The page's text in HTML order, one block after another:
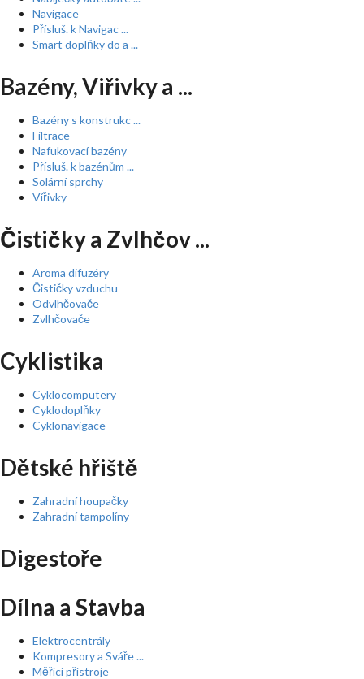
Navigace
Přísluš. k Navigac ...
Smart doplňky do a ...
Bazény, Viřivky a ...
Bazény s konstrukc ...
Filtrace
Nafukovací bazény
Přísluš. k bazénům ...
Solární sprchy
Vířivky
Čističky a Zvlhčov ...
Aroma difuzéry
Čističky vzduchu
Odvlhčovače
Zvlhčovače
Cyklistika
Cyklocomputery
Cyklodoplňky
Cyklonavigace
Dětské hřiště
Zahradní houpačky
Zahradní tampolíny
Digestoře
Dílna a Stavba
Elektrocentrály
Kompresory a Sváře ...
Měřící přístroje